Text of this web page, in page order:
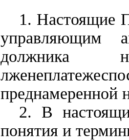
1. Настоящие
управляющим
должника
преднамеренной
2. В
понятия и